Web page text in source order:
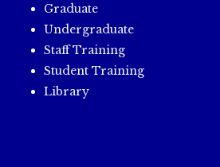
Graduate
Undergraduate
Staff Training
Student Training
Library